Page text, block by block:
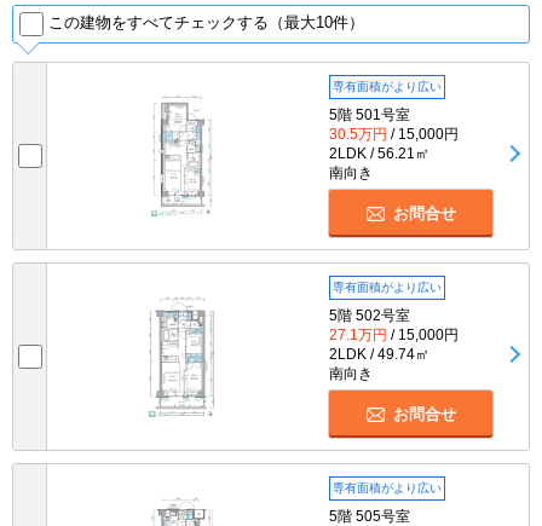
この建物をすべてチェックする（最大10件）
専有面積がより広い
5階 501号室
30.5万円 / 15,000円
2LDK / 56.21㎡
南向き
お問合せ
専有面積がより広い
5階 502号室
27.1万円 / 15,000円
2LDK / 49.74㎡
南向き
お問合せ
専有面積がより広い
5階 505号室